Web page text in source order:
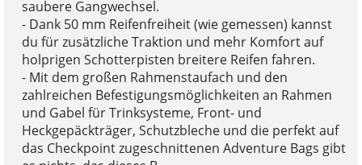
saubere Gangwechsel.
- Dank 50 mm Reifenfreiheit (wie gemessen) kannst
du für zusätzliche Traktion und mehr Komfort auf
holprigen Schotterpisten breitere Reifen fahren.
- Mit dem großen Rahmenstaufach und den
zahlreichen Befestigungsmöglichkeiten an Rahmen
und Gabel für Trinksysteme, Front- und
Heckgepäckträger, Schutzbleche und die perfekt auf
das Checkpoint zugeschnittenen Adventure Bags gibt